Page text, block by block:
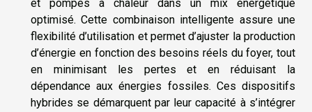
et pompes à chaleur dans un mix énergétique
optimisé. Cette combinaison intelligente assure une
flexibilité d’utilisation et permet d’ajuster la production
d’énergie en fonction des besoins réels du foyer, tout
en minimisant les pertes et en réduisant la
dépendance aux énergies fossiles. Ces dispositifs
hybrides se démarquent par leur capacité à s’intégrer